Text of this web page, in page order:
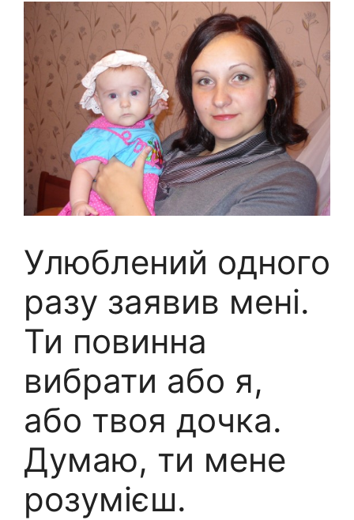
Улюблений одного
разу заявив мені.
Ти повинна
вибрати або я,
або твоя дочка.
Думаю, ти мене
розумієш.